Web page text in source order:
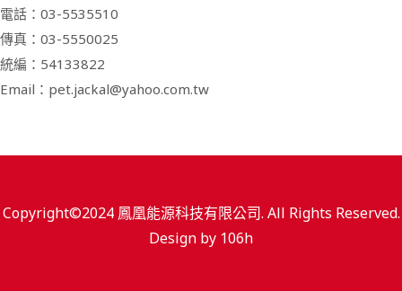
電話：03-5535510
傳真：03-5550025
統編：54133822
Email：pet.jackal@yahoo.com.tw
Copyright©2024 鳳凰能源科技有限公司. All Rights Reserved.
Design by 106h